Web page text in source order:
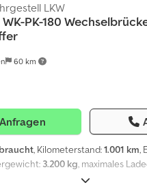
60 km
LKW
WK-PK-180
Anfragen
, Kilometerstand:1.001 km,
3.200 kg, maximales
, Farbe: